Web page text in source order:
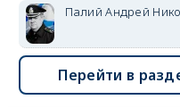
Палий Андрей
Перейти в